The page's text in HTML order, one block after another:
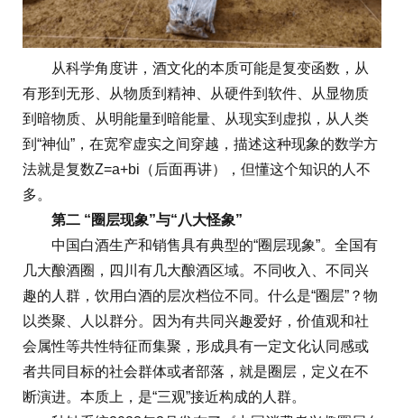
从科学角度讲，酒文化的本质可能是复变函数，从
有形到无形、从物质到精神、从硬件到软件、从显物质
到暗物质、从明能量到暗能量、从现实到虚拟，从人类
到“神仙”，在宽窄虚实之间穿越，描述这种现象的数学方
法就是复数Z=a+bi（后面再讲），但懂这个知识的人不
多。
第二 “圈层现象”与“八大怪象”
中国白酒生产和销售具有典型的“圈层现象”。全国有
几大酿酒圈，四川有几大酿酒区域。不同收入、不同兴
趣的人群，饮用白酒的层次档位不同。什么是“圈层”？物
以类聚、人以群分。因为有共同兴趣爱好，价值观和社
会属性等共性特征而集聚，形成具有一定文化认同感或
者共同目标的社会群体或者部落，就是圈层，定义在不
断演进。本质上，是“三观”接近构成的人群。